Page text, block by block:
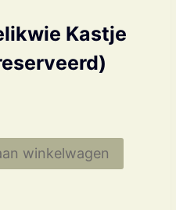
Kastje
winkelwagen